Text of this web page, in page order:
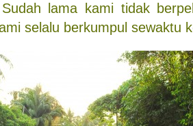
lama kami tidak
selalu berkumpul sewaktu